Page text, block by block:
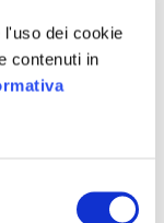
dei cookie
contenuti in